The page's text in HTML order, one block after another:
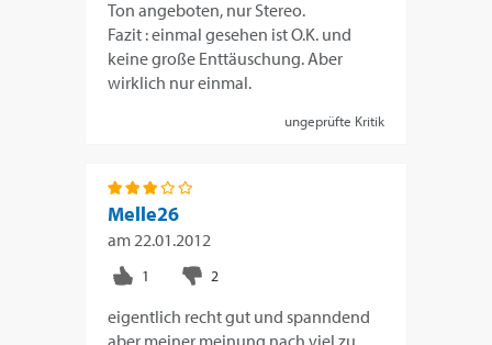
Ton angeboten, nur Stereo.
Fazit : einmal gesehen ist O.K. und
keine große Enttäuschung. Aber
wirklich nur einmal.
ungeprüfte Kritik
Melle26
am 22.01.2012
eigentlich recht gut und spanndend
aber meiner meinung nach viel zu